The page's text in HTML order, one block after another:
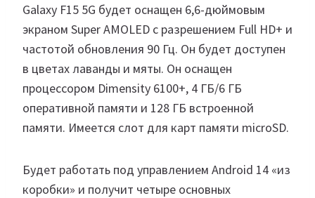
Galaxy F15 5G будет оснащен 6,6-дюймовым
экраном Super AMOLED с разрешением Full HD+ и
частотой обновления 90 Гц. Он будет доступен
в цветах лаванды и мяты. Он оснащен
процессором Dimensity 6100+, 4 ГБ/6 ГБ
оперативной памяти и 128 ГБ встроенной
памяти. Имеется слот для карт памяти microSD.
Будет работать под управлением Android 14 «из
коробки» и получит четыре основных